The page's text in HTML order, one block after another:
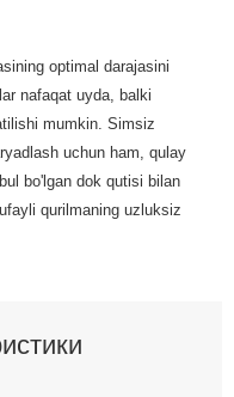
optimal darajasini
nafaqat uyda, balki
mumkin. Simsiz
uchun ham, qulay
bo'lgan dok qutisi bilan
qurilmaning uzluksiz